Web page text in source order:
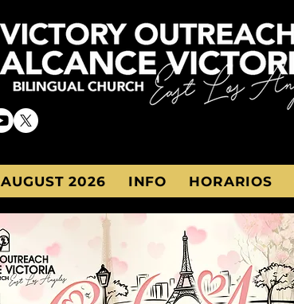
AUGUST 2026 INFO HORARIOS